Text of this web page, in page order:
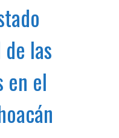
las
en el